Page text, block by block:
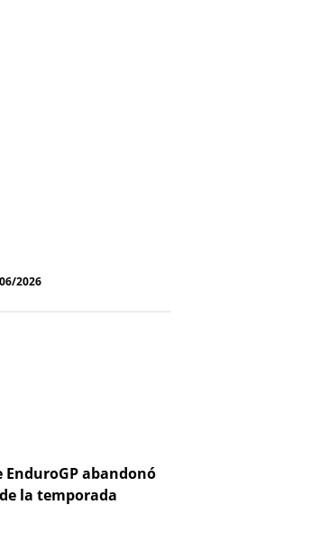
2026
EnduroGP abandonó
la temporada